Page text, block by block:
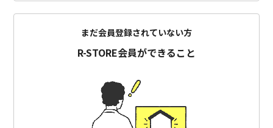
まだ会員登録されていない方
R-STORE会員ができること